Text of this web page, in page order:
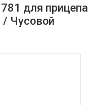
для прицепа
Чусовой